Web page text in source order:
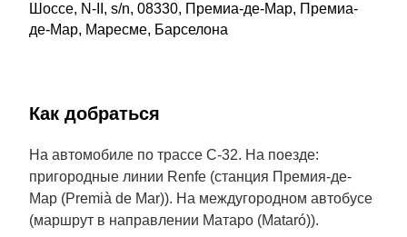
Шоссе, N-II, s/n, 08330, Премиа-де-Мар, Премиа-
де-Мар, Маресме, Барселона
Как добраться
На автомобиле по трассе C-32. На поезде:
пригородные линии Renfe (станция Премия-де-
Мар (Premià de Mar)). На междугородном автобусе
(маршрут в направлении Матаро (Mataró)).